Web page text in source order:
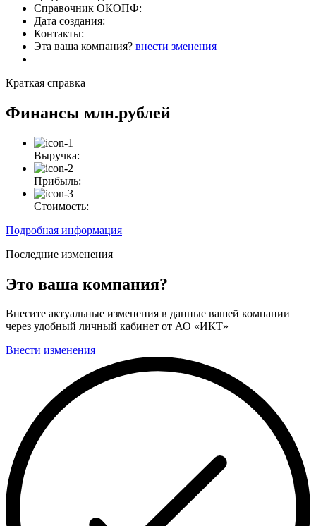
Справочник ОКОПФ:
Дата создания:
Контакты:
Эта ваша компания? внести зменения
Краткая справка
Финансы млн.рублей
Выручка:
Прибыль:
Стоимость:
Подробная информация
Последние изменения
Это ваша компания?
Внесите актуальные изменения в данные вашей компании
через удобный личный кабинет от АО «ИКТ»
Внести изменения